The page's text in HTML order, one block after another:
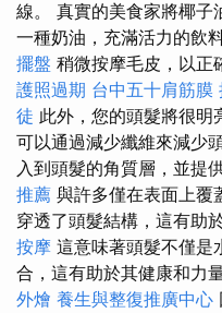
線。 真實的美食家將椰子
一種奶油，充滿活力的飲
擺盤 稍微按摩毛皮，以正
護照過期 台中五十肩筋膜
徒 此外，您的頭髮將很明
可以通過減少纖維來減少
入到頭髮的角質層，並提
推薦 與許多僅在表面上覆
穿透了頭髮結構，這有助
按摩 這意味著頭髮不僅是
合，這有助於其健康和力
外燴 養生與整復推廣中心